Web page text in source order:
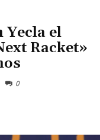
Yecla el
Racket»
0